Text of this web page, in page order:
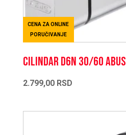
CENA ZA ONLINE
PORUČIVANJE
CILINDAR D6N 30/60 ABUS
2.799,00 RSD